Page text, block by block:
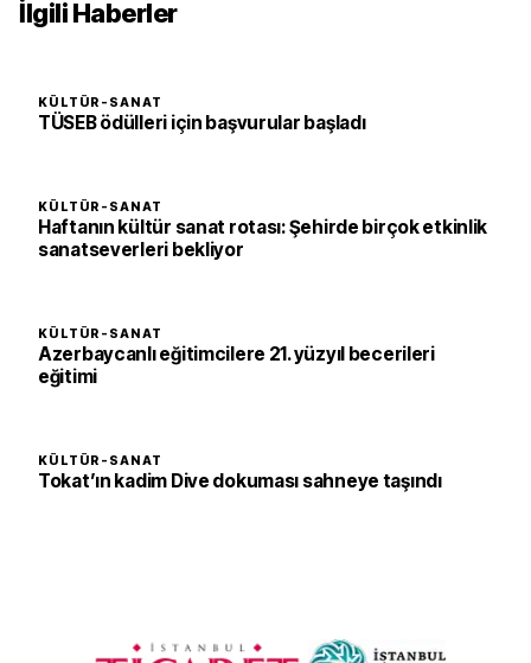
İlgili Haberler
KÜLTÜR-SANAT
TÜSEB ödülleri için başvurular başladı
KÜLTÜR-SANAT
Haftanın kültür sanat rotası: Şehirde birçok etkinlik
sanatseverleri bekliyor
KÜLTÜR-SANAT
Azerbaycanlı eğitimcilere 21. yüzyıl becerileri
eğitimi
KÜLTÜR-SANAT
Tokat’ın kadim Dive dokuması sahneye taşındı